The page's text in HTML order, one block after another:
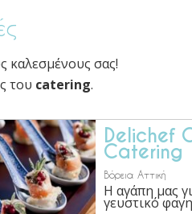
καλεσμένους σας!
του catering.
Delichef
Catering
Βόρεια Αττική
H αγάπη μας
γευστικό